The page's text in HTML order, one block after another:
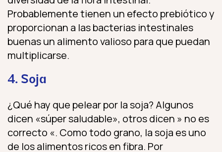
Probablemente tienen un efecto prebiótico y
proporcionan a las bacterias intestinales
buenas un alimento valioso para que puedan
multiplicarse.
4. Soja
¿Qué hay que pelear por la soja? Algunos
dicen «súper saludable», otros dicen » no es
correcto «. Como todo grano, la soja es uno
de los alimentos ricos en fibra. Por